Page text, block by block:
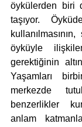
öykülerden biri
taşıyor.
öyküyle
gerektiğinin
Yaşamları
merkezde
benzerlikler
anlam